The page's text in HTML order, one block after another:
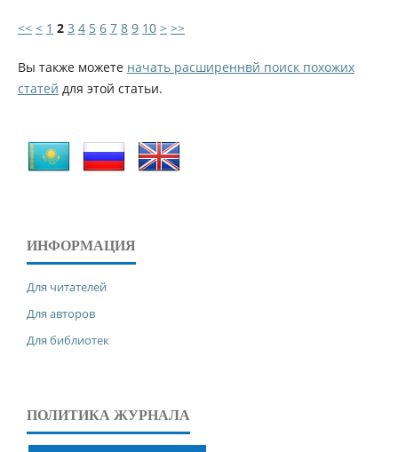
<< < 1 2 3 4 5 6 7 8 9 10 > >>
Вы также можете начать расширеннвй поиск похожих
статей для этой статьи.
ИНФОРМАЦИЯ
Для читателей
Для авторов
Для библиотек
ПОЛИТИКА ЖУРНАЛА